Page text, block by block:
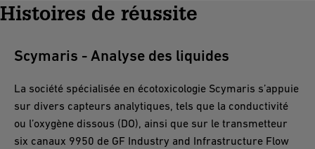
Histoires de réussite
Scymaris - Analyse des liquides
La société spécialisée en écotoxicologie Scymaris s’appuie
sur divers capteurs analytiques, tels que la conductivité
ou l’oxygène dissous (DO), ainsi que sur le transmetteur
six canaux 9950 de GF Industry and Infrastructure Flow